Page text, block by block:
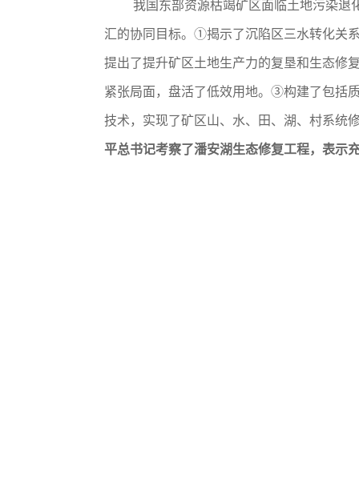
我国东部资源枯竭矿区面临土地污染退
汇的协同目标。 ①揭示了沉陷区三水转化关
提出了提升矿区土地生产力的复垦和生态修
紧张局面，盘活了低效用地。 ③构建了包括
技术，实现了矿区山、水、田、湖、村系统
平总书记考察了潘安湖生态修复工程，表示